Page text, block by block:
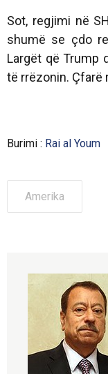
Sot, regjimi në
shumë se çdo
Largët që Trump
të rrëzonin. Çfarë
Burimi : Rai al Youm
Amerika